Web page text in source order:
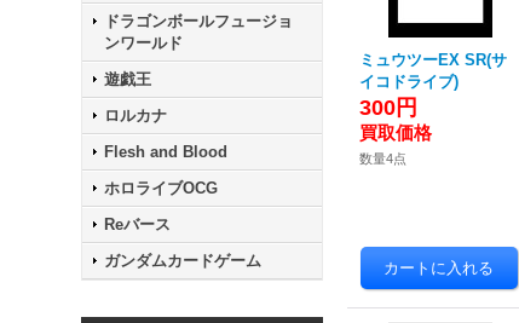
ドラゴンボールフュージョ
ンワールド
遊戯王
ロルカナ
Flesh and Blood
ホロライブOCG
Reバース
ガンダムカードゲーム
ミュウツーEX SR(サ
イコドライブ)
300円
数量4点